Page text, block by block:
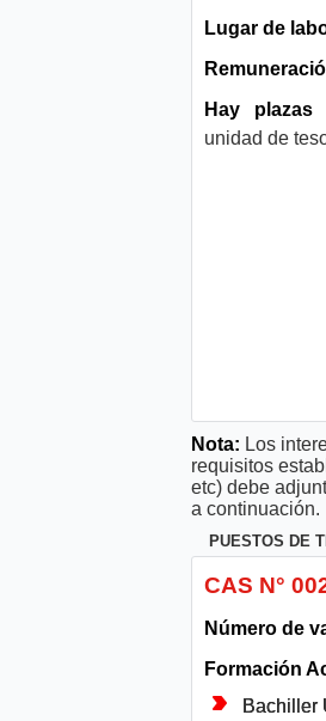
Lugar de
Hay plazas
unidad de
Nota: Los
requisitos
etc) debe
a continuación.
PUESTOS DE
CAS N°
Número de
Formación
Bachiller